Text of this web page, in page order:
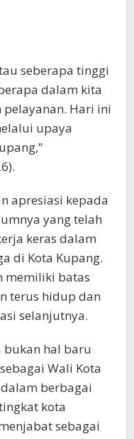
seberapa tinggi
dalam kita
Hari ini
upaya
apresiasi kepada
yang telah
keras dalam
di Kota Kupang.
memiliki batas
terus hidup dan
selanjutnya.
hal baru
Wali Kota
berbagai
kota
sebagai